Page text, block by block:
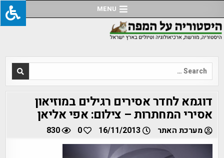
to
content
MENU
Search
for:
דוגמא לחדר אסירים רגילים במוזיאון
אסירי המחתרות – צילום: אפי אליאן
מערכת האתר 16/11/2013
0
830